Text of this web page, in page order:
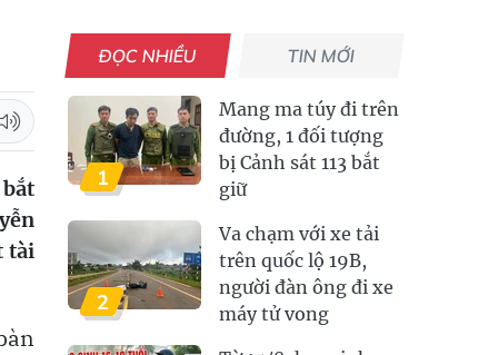
tài
ĐỌC NHIỀU TIN MỚI
1
Mang ma túy đi trên
đường, 1 đối tượng
bị Cảnh sát 113 bắt
giữ
2
Va chạm với xe tải
trên quốc lộ 19B,
người đàn ông đi xe
máy tử vong